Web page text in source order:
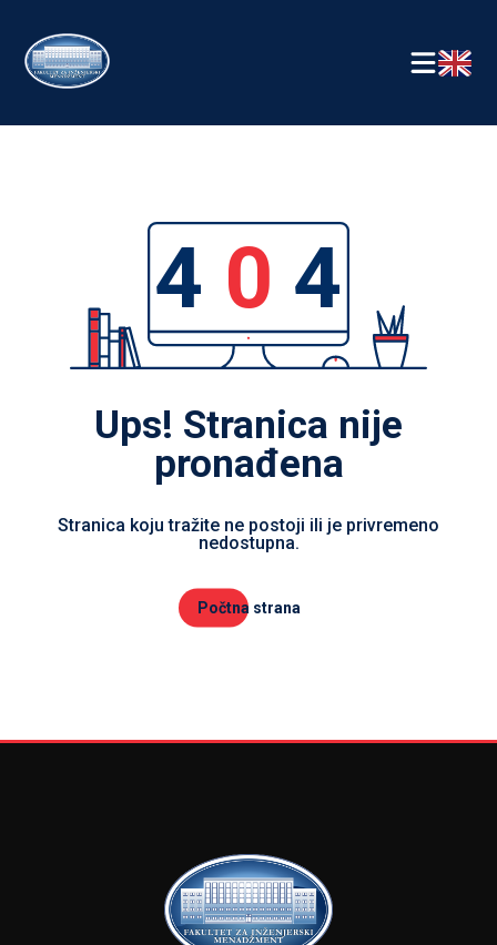
4 0 4
Ups! Stranica nije
pronađena
Stranica koju tražite ne postoji ili je privremeno
nedostupna.
Počtna strana